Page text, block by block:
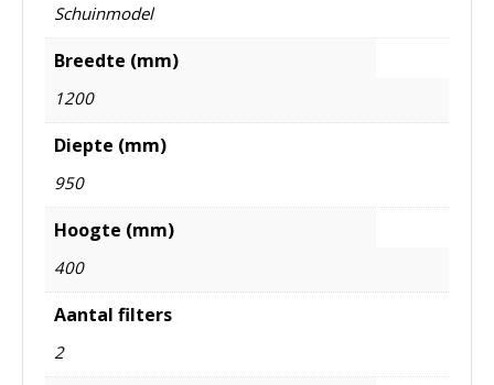
Schuinmodel
Breedte (mm)
1200
Diepte (mm)
950
Hoogte (mm)
400
Aantal filters
2